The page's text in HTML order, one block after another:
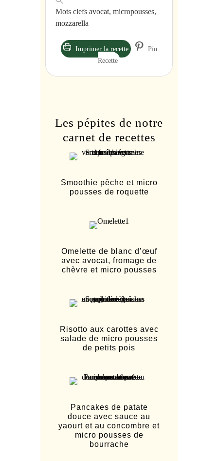
Mots clefs avocat, micropousses,
mozzarella
Imprimer la recette
Pin
Recette
Les pépites de notre
carnet de recettes
Smoothie pêche et micro
pousses de roquette
Omelette de blanc d’œuf
avec avocat, fromage de
chèvre et micro pousses
Risotto aux carottes avec
salade de micro pousses
de petits pois
Pancakes de patate
douce avec sauce au
yaourt et au concombre et
micro pousses de
bourrache